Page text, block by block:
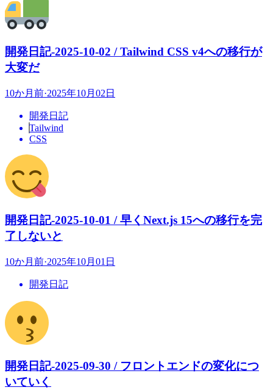
開発日記-2025-10-02 / Tailwind CSS v4への移行が
大変だ
10か月前·2025年10月02日
開発日記
Tailwind
CSS
開発日記-2025-10-01 / 早くNext.js 15への移行を完
了しないと
10か月前·2025年10月01日
開発日記
開発日記-2025-09-30 / フロントエンドの変化につ
いていく